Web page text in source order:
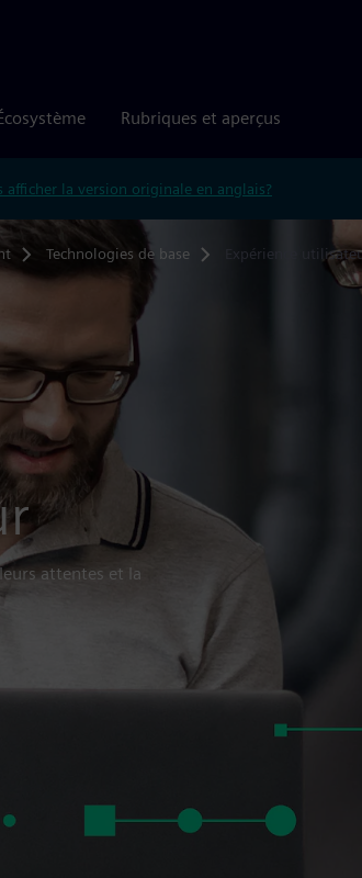
Rubriques et aperçus
afficher la version originale en anglais?
Technologies de base Expérience
attentes et la